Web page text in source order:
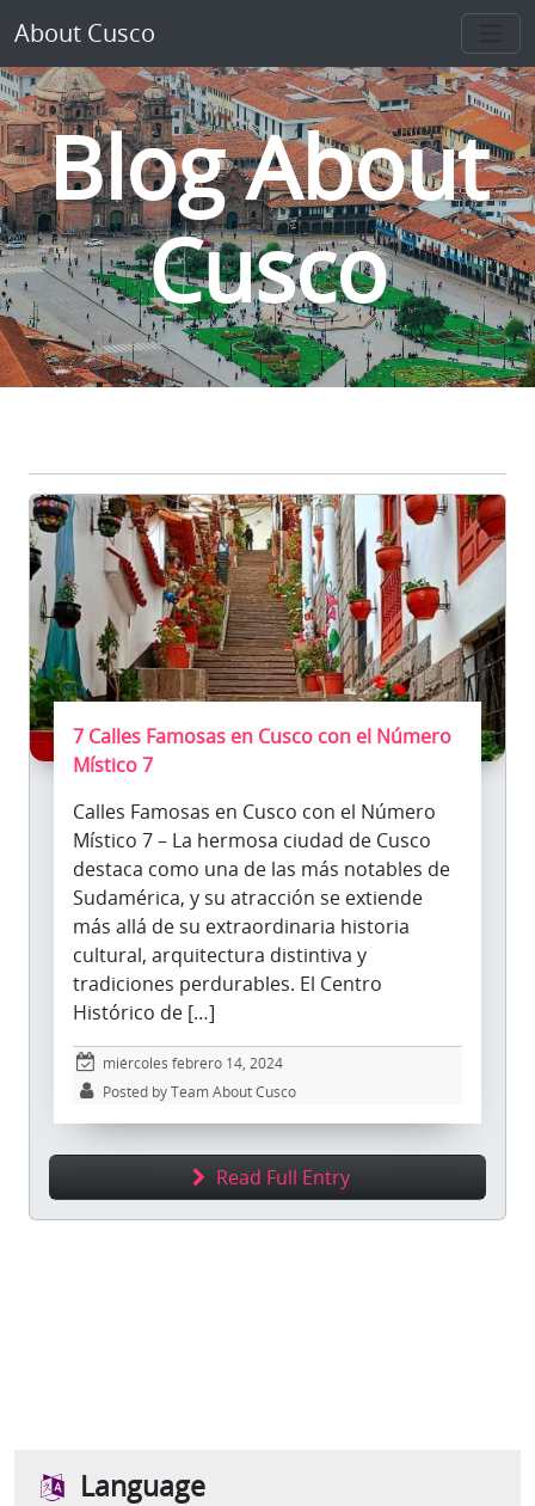
About Cusco
Blog About
Cusco
7 Calles Famosas en Cusco con el Número
Místico 7
Calles Famosas en Cusco con el Número
Místico 7 – La hermosa ciudad de Cusco
destaca como una de las más notables de
Sudamérica, y su atracción se extiende
más allá de su extraordinaria historia
cultural, arquitectura distintiva y
tradiciones perdurables. El Centro
Histórico de […]
miércoles febrero 14, 2024
Posted by Team About Cusco
Read Full Entry
Language